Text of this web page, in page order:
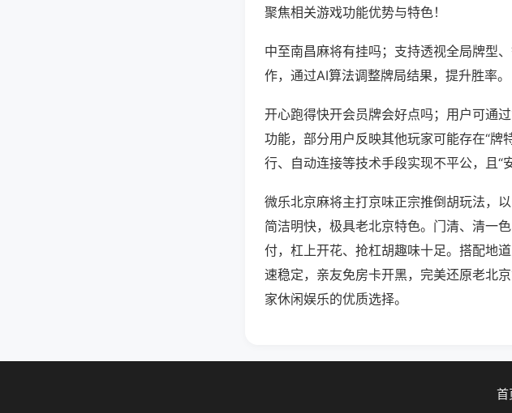
聚焦相关游戏功能优势与特色！
中至南昌麻将有挂吗；支持透视全局牌型
作，通过AI算法调整牌局结果，提升胜率。
开心跑得快开会员牌会好点吗；用户可通
功能，部分用户反映其他玩家可能存在“牌
行、自动连接等技术手段实现不平公，且“
微乐北京麻将主打京味正宗推倒胡玩法，
简洁明快，极具老北京特色。门清、清一
付，杠上开花、抢杠胡趣味十足。搭配地
速稳定，亲友免房卡开黑，完美还原老北
家休闲娱乐的优质选择。
首